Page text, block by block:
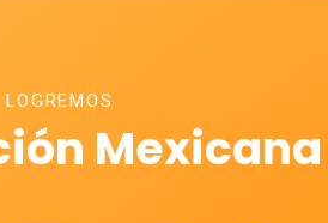
LOGREMOS
Mexicana